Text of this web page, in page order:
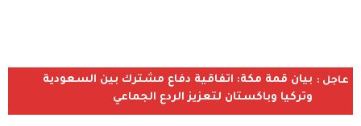
عاجل : بيان قمة مكة: اتفاقية دفاع مشترك بين السعودية
وتركيا وباكستان لتعزيز الردع الجماعي